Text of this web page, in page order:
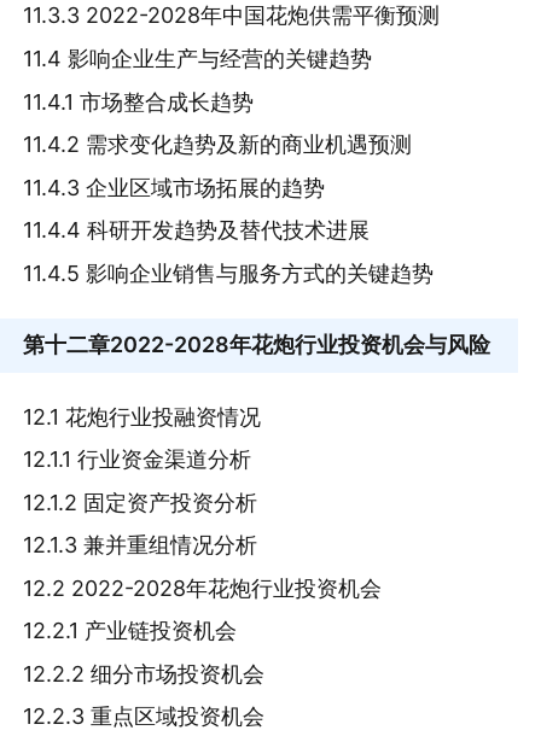
11.3.3 2022-2028年中国花炮供需平衡预测
11.4 影响企业生产与经营的关键趋势
11.4.1 市场整合成长趋势
11.4.2 需求变化趋势及新的商业机遇预测
11.4.3 企业区域市场拓展的趋势
11.4.4 科研开发趋势及替代技术进展
11.4.5 影响企业销售与服务方式的关键趋势
第十二章2022-2028年花炮行业投资机会与风险
12.1 花炮行业投融资情况
12.1.1 行业资金渠道分析
12.1.2 固定资产投资分析
12.1.3 兼并重组情况分析
12.2 2022-2028年花炮行业投资机会
12.2.1 产业链投资机会
12.2.2 细分市场投资机会
12.2.3 重点区域投资机会